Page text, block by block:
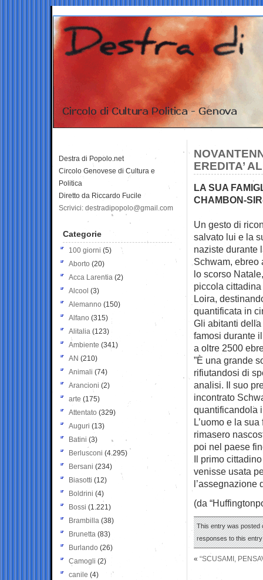
EREDITA’
LA SUA
CHAMBON-
Un gesto di
salvato lui e la
naziste durante
Schwam, ebreo
lo scorso
piccola
Loira,
quantificata in
Gli abitanti
famosi durante
a oltre 2500
”È una grande
rifiutandosi di
analisi. Il suo
incontrato
quantificandola
L’uomo e la
rimasero
poi nel paese
Il primo
venisse usata
l’assegnazione
(da
This entry was posted
responses to this
« “SCUSAMI,
Destra di Popolo.net
Circolo Genovese di Cultura e
Politica
Diretto da Riccardo Fucile
Scrivici: destradipopolo@gmail.com
Categorie
100 giorni (5)
Aborto (20)
Acca Larentia (2)
Alcool (3)
Alemanno (150)
Alfano (315)
Alitalia (123)
Ambiente (341)
AN (210)
Animali (74)
Arancioni (2)
arte (175)
Attentato (329)
Auguri (13)
Batini (3)
Berlusconi (4.295)
Bersani (234)
Biasotti (12)
Boldrini (4)
Bossi (1.221)
Brambilla (38)
Brunetta (83)
Burlando (26)
Camogli (2)
canile (4)